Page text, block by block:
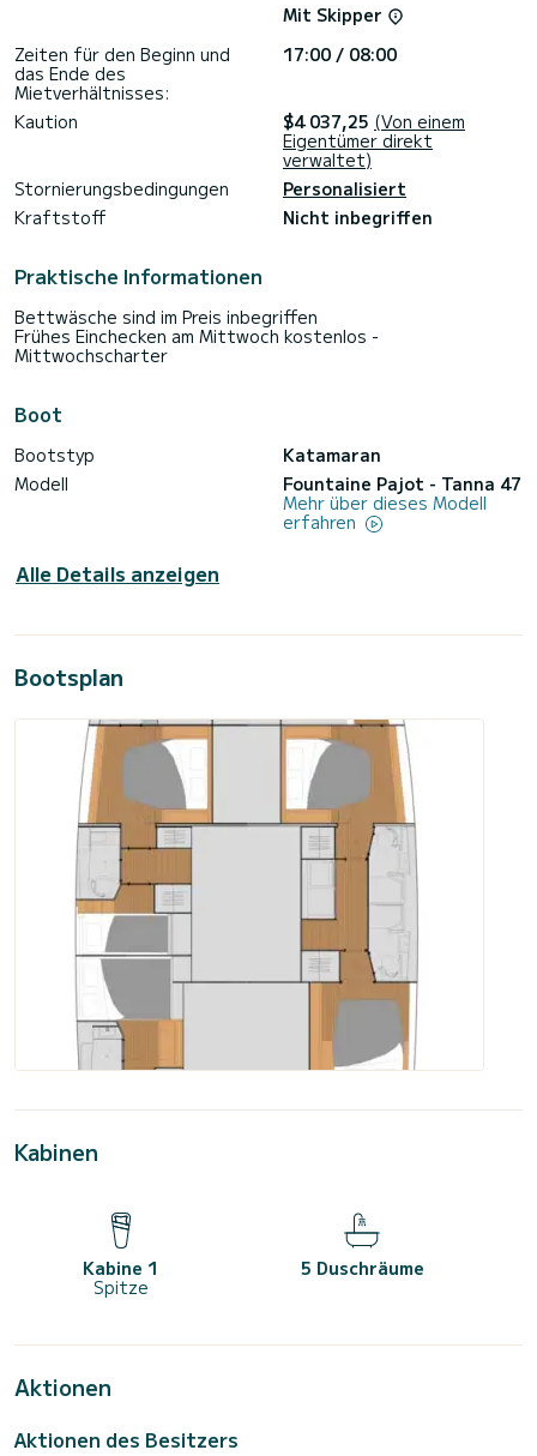
Um Informationen anzufragen oder eine Buchung, klicken Sie
bitte auf den Button "Angebot anfordern". Ein Mitarbeiter
von SamBoat schickt Ihnen ein persönliches Angebot zu
bestmöglichen Konditionen.
Mit Skipper
Zeiten für den Beginn und
das Ende des
Mietverhältnisses:
17:00 / 08:00
Kaution $4 037,25 (Von einem
Eigentümer direkt
verwaltet)
Stornierungsbedingungen
Personalisiert
Kraftstoff
Nicht inbegriffen
Praktische Informationen
Bettwäsche sind im Preis inbegriffen
Frühes Einchecken am Mittwoch kostenlos -
Mittwochscharter
Boot
Bootstyp
Katamaran
Modell
Fountaine Pajot - Tanna 47
Mehr über dieses Modell
erfahren
Alle Details anzeigen
Bootsplan
Kabinen
Kabine 1
Spitze
5 Duschräume
Aktionen
Aktionen des Besitzers